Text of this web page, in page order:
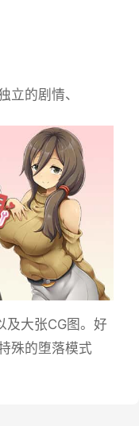
立的剧情、
及大张CG图。好
殊的堕落模式